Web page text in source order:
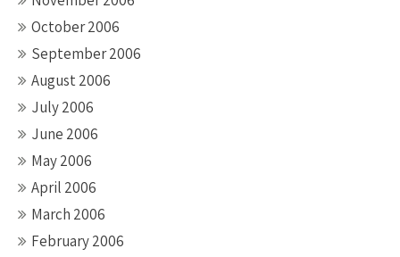
October 2006
September 2006
August 2006
July 2006
June 2006
May 2006
April 2006
March 2006
February 2006